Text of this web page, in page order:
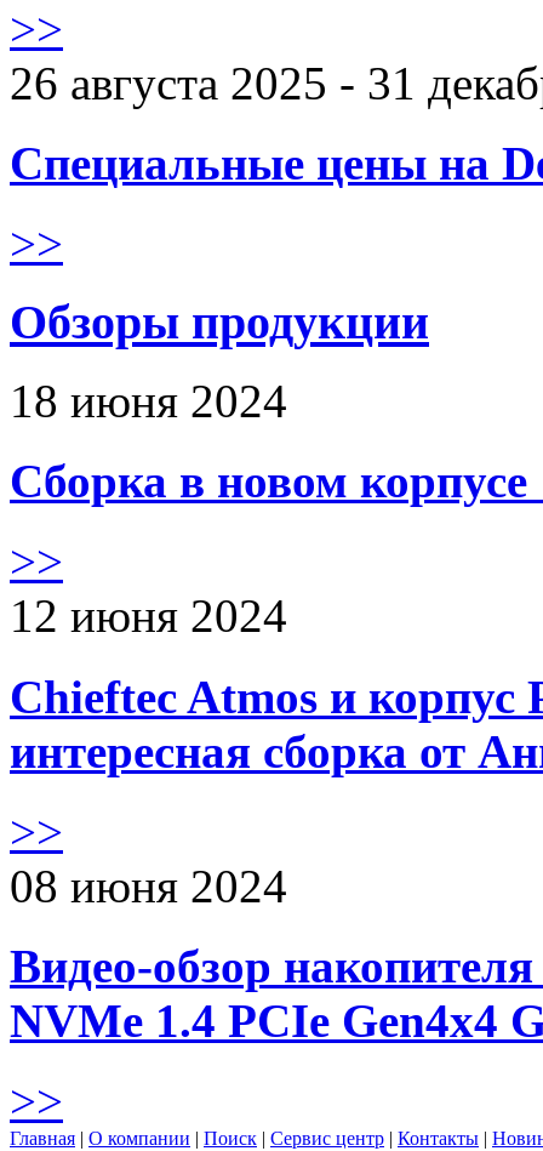
>>
26 августа 2025 - 31
Специальные цены на
>>
Обзоры продукции
18 июня 2024
Сборка в новом
>>
12 июня 2024
Chieftec Atmos и корпус
интересная сборка от
>>
08 июня 2024
Видео-обзор
NVMe 1.4 PCIe Gen4х4
>>
Главная | О компании | Поиск | Сервис центр | Контакты |